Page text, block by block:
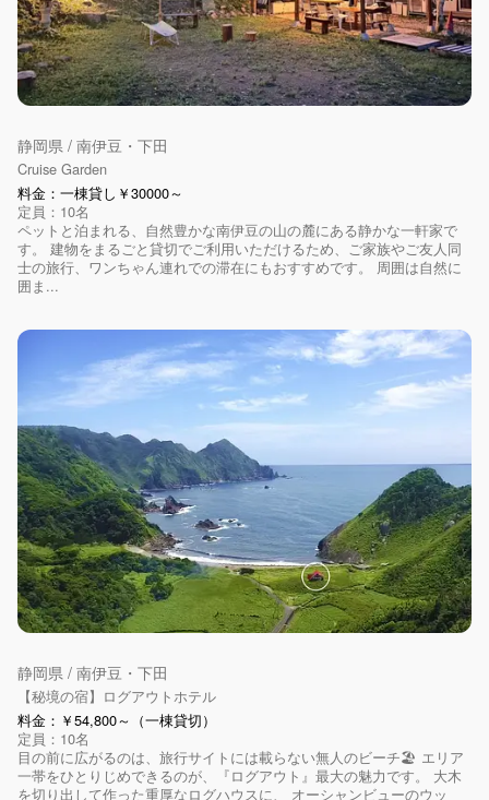
静岡県 / 南伊豆・下田
Cruise Garden
料金：一棟貸し￥30000～
定員：10名
ペットと泊まれる、自然豊かな南伊豆の山の麓にある静かな一軒家で
す。 建物をまるごと貸切でご利用いただけるため、ご家族やご友人同
士の旅行、ワンちゃん連れでの滞在にもおすすめです。 周囲は自然に
囲ま...
静岡県 / 南伊豆・下田
【秘境の宿】ログアウトホテル
料金：￥54,800～（一棟貸切）
定員：10名
目の前に広がるのは、旅行サイトには載らない無人のビーチ🏖️ エリア
一帯をひとりじめできるのが、『ログアウト』最大の魅力です。 大木
を切り出して作った重厚なログハウスに、 オーシャンビューのウッ